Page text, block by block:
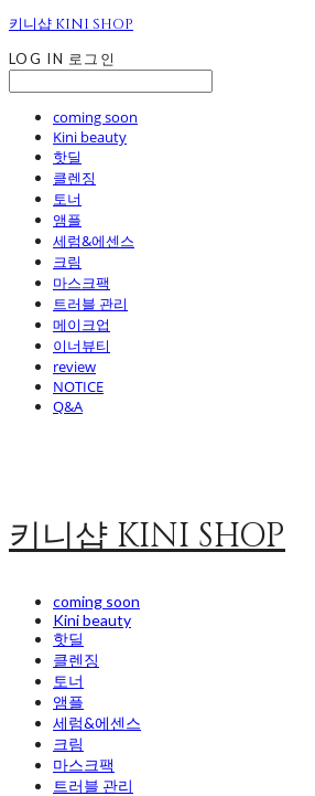
키니샵 KINI SHOP
LOG IN 로그인
coming soon
Kini beauty
핫딜
클렌징
토너
앰플
세럼&에센스
크림
마스크팩
트러블 관리
메이크업
이너뷰티
review
NOTICE
Q&A
키니샵 KINI SHOP
coming soon
Kini beauty
핫딜
클렌징
토너
앰플
세럼&에센스
크림
마스크팩
트러블 관리